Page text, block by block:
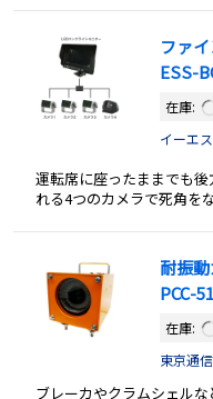
ファ
ESS-
在庫:
イーエ
運転席に座ったままでも
れる4つのカメラで死角を
耐振
PCC-
在庫:
東京通
ブレーカやクラムシェル